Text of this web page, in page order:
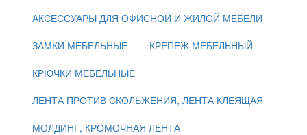
АКСЕССУАРЫ ДЛЯ ОФИСНОЙ И ЖИЛОЙ МЕБЕЛИ
ЗАМКИ МЕБЕЛЬНЫЕ
КРЕПЕЖ МЕБЕЛЬНЫЙ
КРЮЧКИ МЕБЕЛЬНЫЕ
ЛЕНТА ПРОТИВ СКОЛЬЖЕНИЯ, ЛЕНТА КЛЕЯЩАЯ
МОЛДИНГ, КРОМОЧНАЯ ЛЕНТА